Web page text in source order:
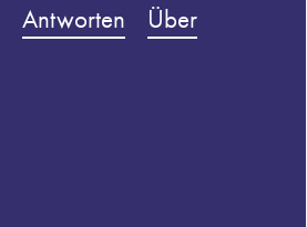
Antworten Über